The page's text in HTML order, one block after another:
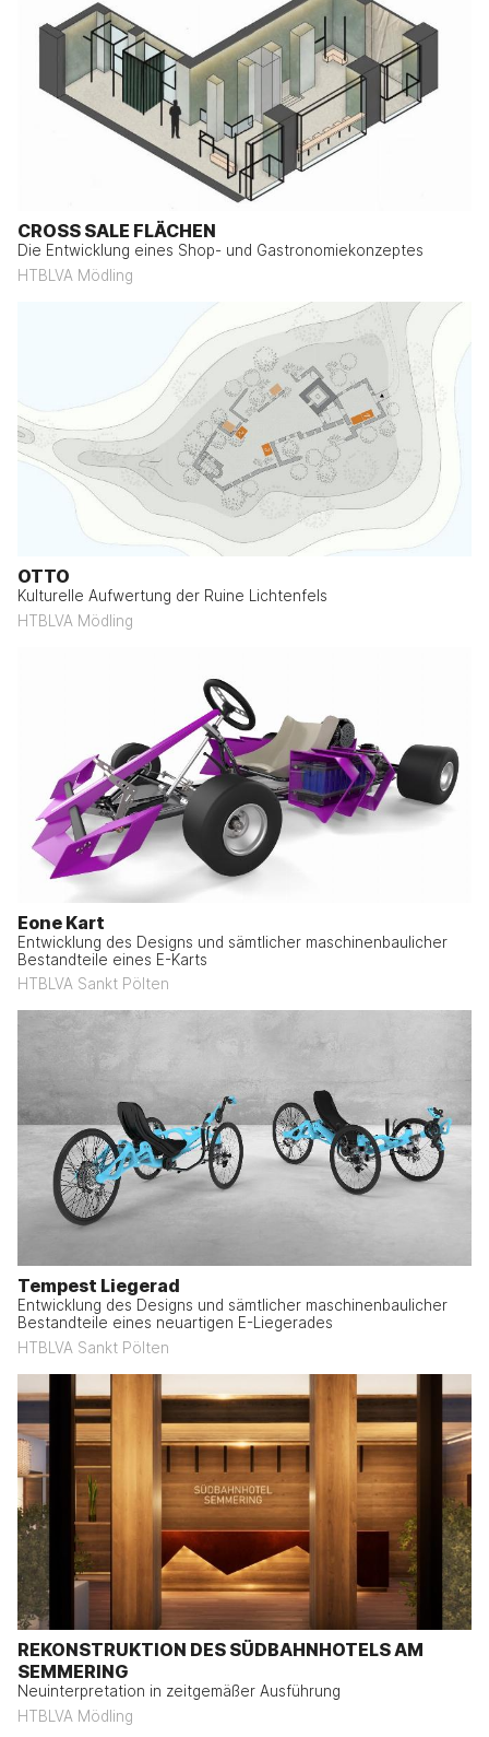
CROSS SALE FLÄCHEN
Die Entwicklung eines Shop- und Gastronomiekonzeptes
HTBLVA Mödling
OTTO
Kulturelle Aufwertung der Ruine Lichtenfels
HTBLVA Mödling
Eone Kart
Entwicklung des Designs und sämtlicher maschinenbaulicher
Bestandteile eines E-Karts
HTBLVA Sankt Pölten
Tempest Liegerad
Entwicklung des Designs und sämtlicher maschinenbaulicher
Bestandteile eines neuartigen E-Liegerades
HTBLVA Sankt Pölten
REKONSTRUKTION DES SÜDBAHNHOTELS AM
SEMMERING
Neuinterpretation in zeitgemäßer Ausführung
HTBLVA Mödling